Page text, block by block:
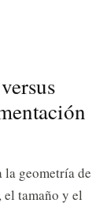
geometría de
tamaño y el